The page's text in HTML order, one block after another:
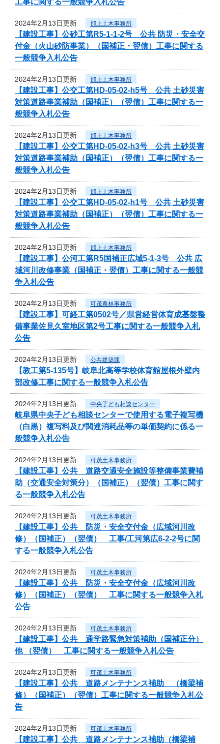
2024年2月13日更新 郡上土木事務所
【建設工事】公砂工第R5-1-1-2号 公共 防災・安全交
付金（火山砂防事業）（国補正・翌債）工事に関する
一般競争入札公告
2024年2月13日更新 郡上土木事務所
【建設工事】公交工第HD-05-02-h5号 公共 土砂災害
対策道路事業補助（国補正）（翌債）工事に関する一
般競争入札公告
2024年2月13日更新 郡上土木事務所
【建設工事】公交工第HD-05-02-h3号 公共 土砂災害
対策道路事業補助（国補正）（翌債）工事に関する一
般競争入札公告
2024年2月13日更新 郡上土木事務所
【建設工事】公交工第HD-05-02-h1号 公共 土砂災害
対策道路事業補助（国補正）（翌債）工事に関する一
般競争入札公告
2024年2月13日更新 郡上土木事務所
【建設工事】公河工第R5国補正広域5-1-3号 公共 広
域河川改修事業（国補正・翌債）工事に関する一般競
争入札公告
2024年2月13日更新 可茂農林事務所
【建設工事】可経工第0502号／県営経営体育成基盤整
備事業佐見久室地区第2号工事に関する一般競争入札
公告
2024年2月13日更新 公共建築課
【教工第5-135号】岐阜北高等学校体育館屋根外壁内
部改修工事に関する一般競争入札公告
2024年2月13日更新 中央子ども相談センター
岐阜県中央子ども相談センターで使用する電子複写機
（白黒）複写料及び関連消耗品等の単価契約に係る一
般競争入札公告
2024年2月13日更新 可茂土木事務所
【建設工事】公共 道路交通安全施設等整備事業費補
助（交通安全対策分）（国補正）（翌債）工事に関す
る一般競争入札公告
2024年2月13日更新 可茂土木事務所
【建設工事】公共 防災・安全交付金（広域河川改
修）（国補正）（翌債） 工事/工河第広6-2-2号に関
する一般競争入札公告
2024年2月13日更新 可茂土木事務所
【建設工事】公共 防災・安全交付金（広域河川改
修）（国補正）（翌債） 工事に関する一般競争入札
公告
2024年2月13日更新 可茂土木事務所
【建設工事】公共 通学路緊急対策補助（国補正分）
他 （翌債） 工事に関する一般競争入札公告
2024年2月13日更新 可茂土木事務所
【建設工事】公共 道路メンテナンス補助 （橋梁補
修）（国補正）（翌債）工事に関する一般競争入札公
告
2024年2月13日更新 可茂土木事務所
【建設工事】公共 道路メンテナンス補助（橋梁補